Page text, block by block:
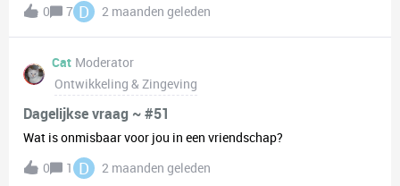
0
7 D 2 maanden geleden
Cat Moderator
Ontwikkeling & Zingeving
Dagelijkse vraag ~ #51
Wat is onmisbaar voor jou in een vriendschap?
0
1 D 2 maanden geleden